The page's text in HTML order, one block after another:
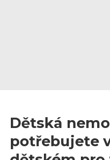
Dětská
potřebujete